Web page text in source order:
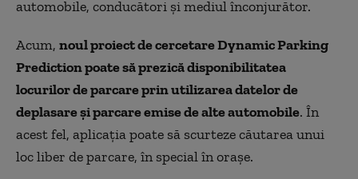
automobile, conducători şi mediul înconjurător.
Acum, noul proiect de cercetare Dynamic Parking
Prediction poate să prezică disponibilitatea
locurilor de parcare prin utilizarea datelor de
deplasare şi parcare emise de alte automobile. În
acest fel, aplicaţia poate să scurteze căutarea unui
loc liber de parcare, în special în oraşe.